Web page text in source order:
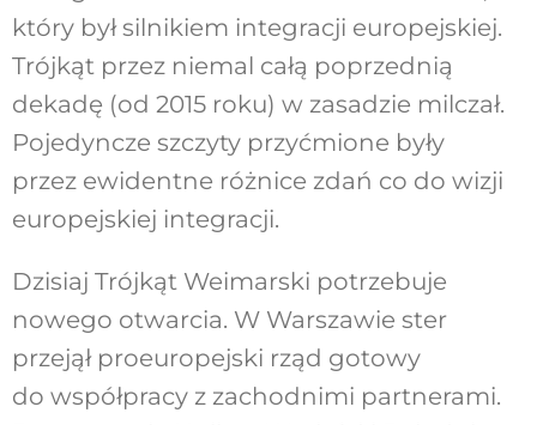
który był silnikiem integracji europejskiej.
Trójkąt przez niemal całą poprzednią
dekadę (od 2015 roku) w zasadzie milczał.
Pojedyncze szczyty przyćmione były
przez ewidentne różnice zdań co do wizji
europejskiej integracji.
Dzisiaj Trójkąt Weimarski potrzebuje
nowego otwarcia. W Warszawie ster
przejął proeuropejski rząd gotowy
do współpracy z zachodnimi partnerami.